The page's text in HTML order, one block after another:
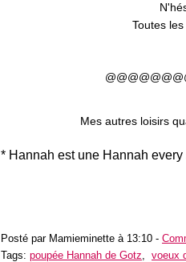
Toutes
Mes autres loisirs
* Hannah est une Hannah every
Posté par Mamieminette à 13:10 -
Tags: poupée Hannah de Gotz, voeux